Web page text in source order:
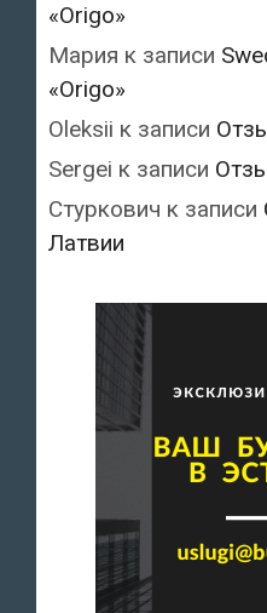
«Origo»
Мария к записи
«Origo»
Oleksii к записи
Sergei к записи
Стуркович к записи
Латвии